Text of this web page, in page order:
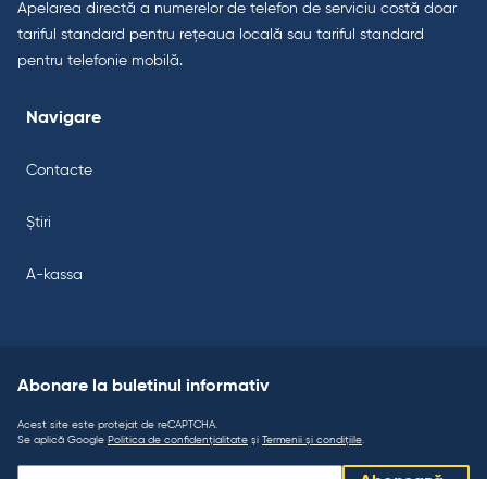
Apelarea directă a numerelor de telefon de serviciu costă doar
tariful standard pentru rețeaua locală sau tariful standard
pentru telefonie mobilă.
Navigare
Contacte
Știri
A-kassa
Abonare la buletinul informativ
Acest site este protejat de reCAPTCHA.
Se aplică Google Politica de confidențialitate și Termenii și condițiile.